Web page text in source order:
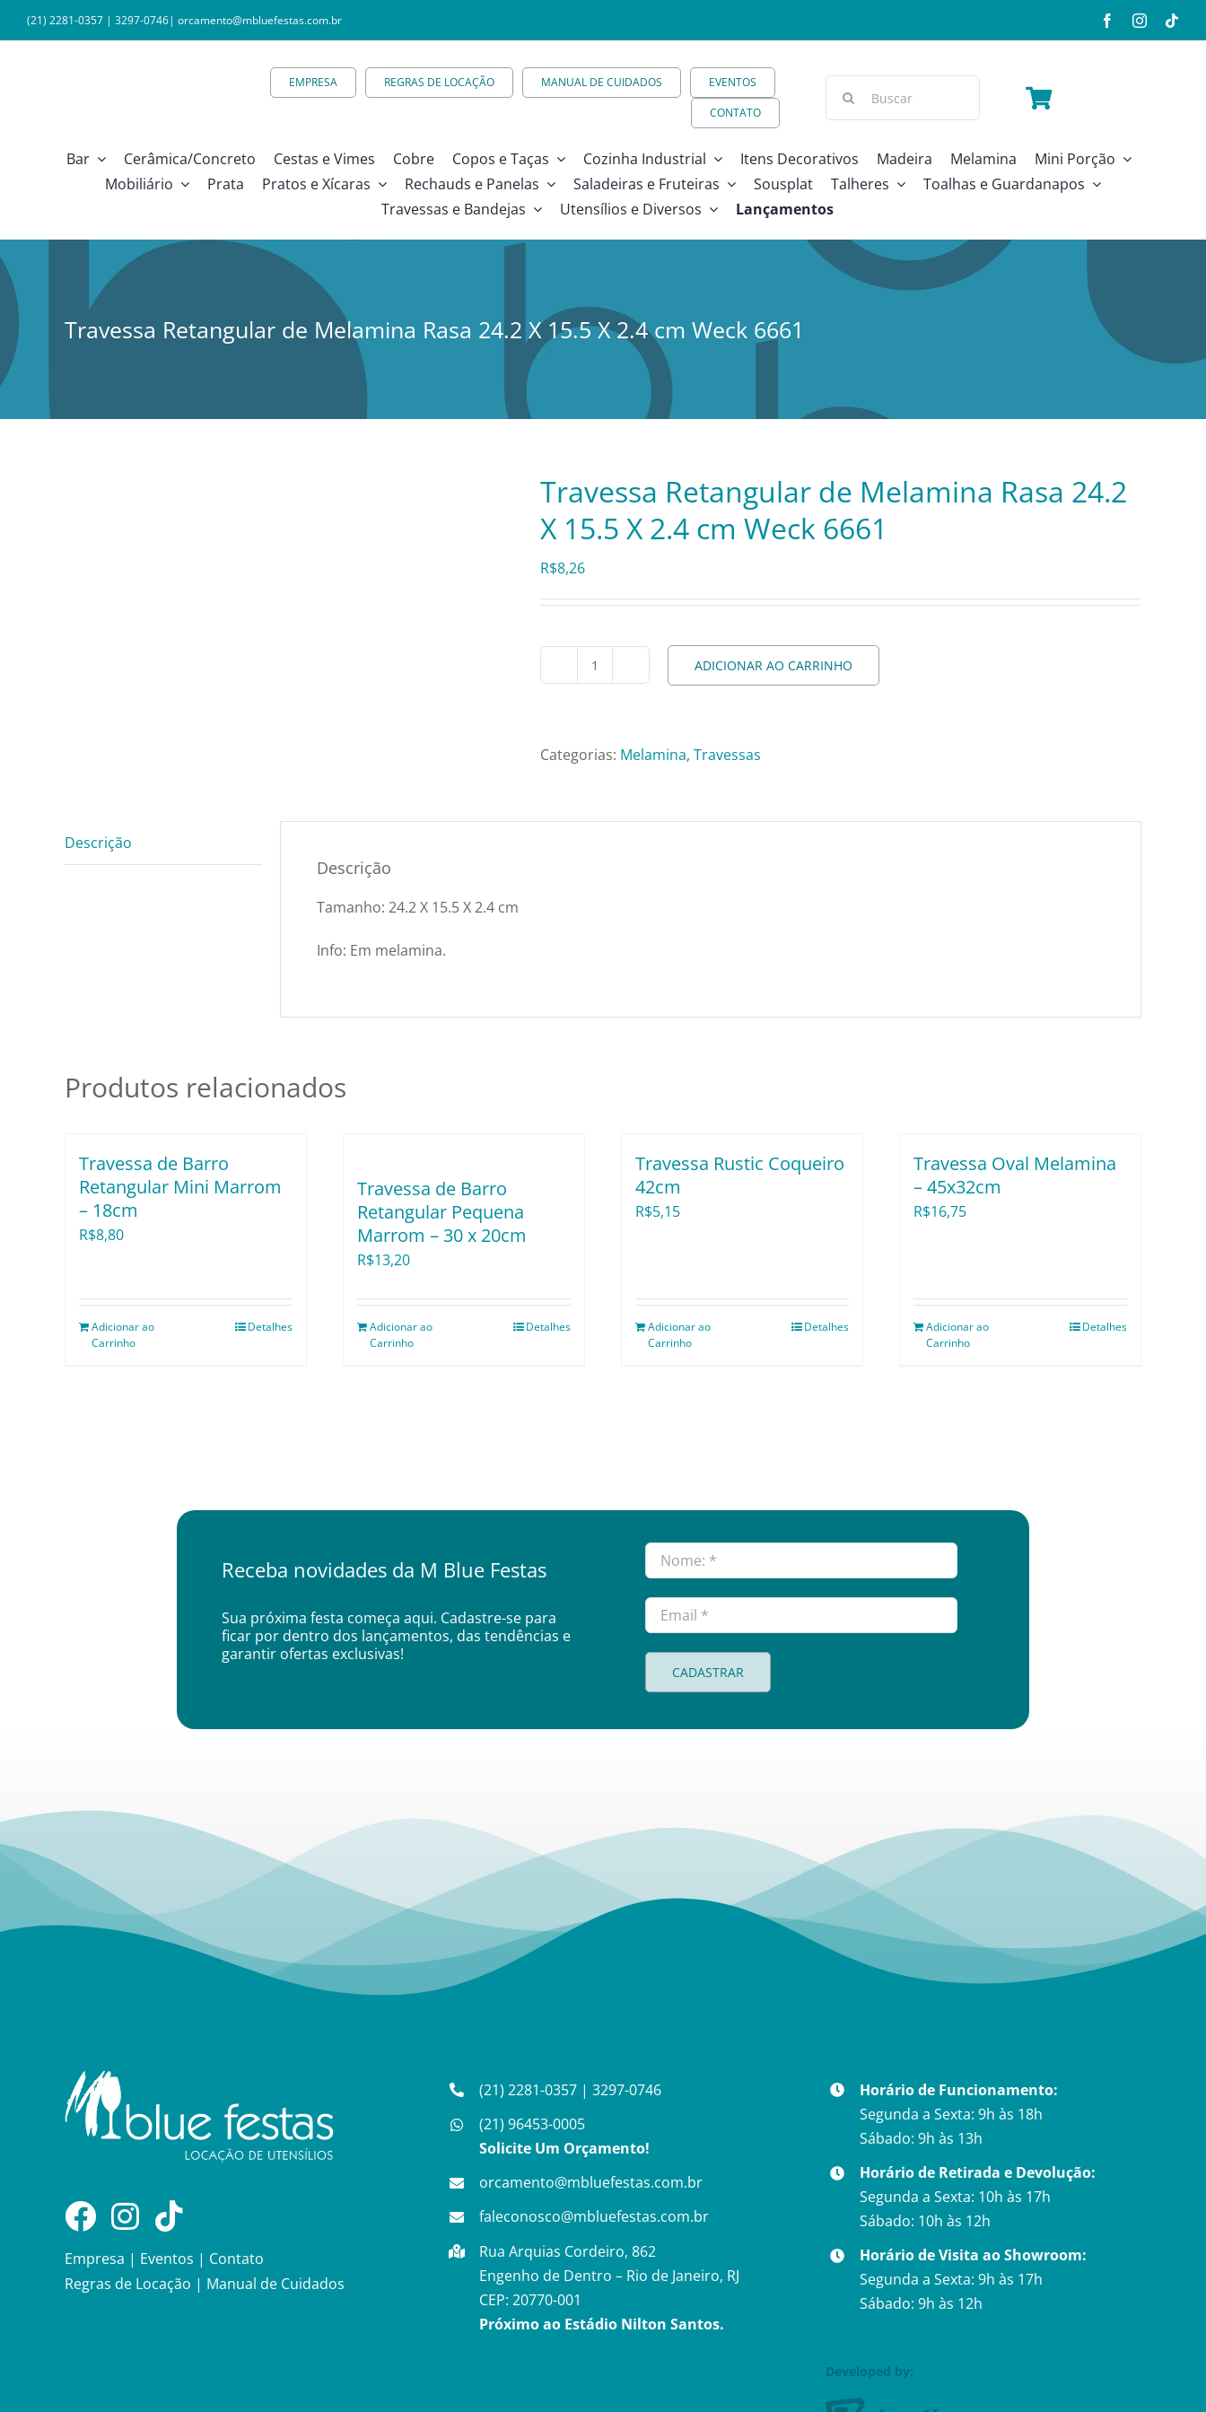
para
(21) 2281-0357| 3297-0746| orcamento@mbluefestas.com.br
EMPRESA REGRAS DE LOCAÇÃO MANUAL DE CUIDADOS
EVENTOS
CONTATO
Bar
Cerâmica/Concreto Cestas e Vimes Cobre Copos e Taças Cozinha Industrial Itens Decorativos Madeira Melamina
Mini Porção
Mobiliário
Prata Pratos e Xícaras Rechauds e Panelas Saladeiras e Fruteiras Sousplat Talheres
Toalhas e Guardanapos
Travessas e Bandejas
Utensílios e Diversos Lançamentos
Travessa Retangular de Melamina Rasa 24.2 X 15.5 X 2.4 cm Weck 6661
Travessa Retangular de Melamina Rasa 24.2
X 15.5 X 2.4 cm Weck 6661
R$8,26
Travessa
Melamina
X
ADICIONAR AO CARRINHO
Categorias: Melamina, Travessas
Descrição
Descrição
Tamanho: 24.2 X 15.5 X 2.4 cm
Info: Em melamina.
Produtos relacionados
Travessa de Barro
Retangular Mini Marrom
– 18cm
R$8,80
Adicionar ao
Carrinho
Detalhes
Travessa de Barro
Retangular Pequena
Marrom – 30 x 20cm
R$13,20
Adicionar ao
Carrinho
Detalhes
Travessa Rustic Coqueiro
42cm
R$5,15
Adicionar ao
Carrinho
Detalhes
Travessa Oval Melamina
– 45x32cm
R$16,75
Adicionar ao
Carrinho
Detalhes
Receba novidades da M Blue Festas
Sua próxima festa começa aqui. Cadastre-se para
ficar por dentro dos lançamentos, das tendências e
garantir ofertas exclusivas!
CADASTRAR
Empresa | Eventos | Contato
Regras de Locação | Manual de Cuidados
(21) 2281-0357 |3297-0746
(21) 96453-0005
Solicite Um Orçamento!
orcamento@mbluefestas.com.br
faleconosco@mbluefestas.com.br
Rua Arquias Cordeiro, 862
Engenho de Dentro – Rio de Janeiro, RJ
CEP: 20770-001
Próximo ao Estádio Nilton Santos.
Horário de Funcionamento:
Segunda a Sexta: 9h às 18h
Sábado: 9h às 13h
Horário de Retirada e Devolução:
Segunda a Sexta: 10h às 17h
Sábado: 10h às 12h
Horário de Visita ao Showroom:
Segunda a Sexta: 9h às 17h
Sábado: 9h às 12h
Developed by: